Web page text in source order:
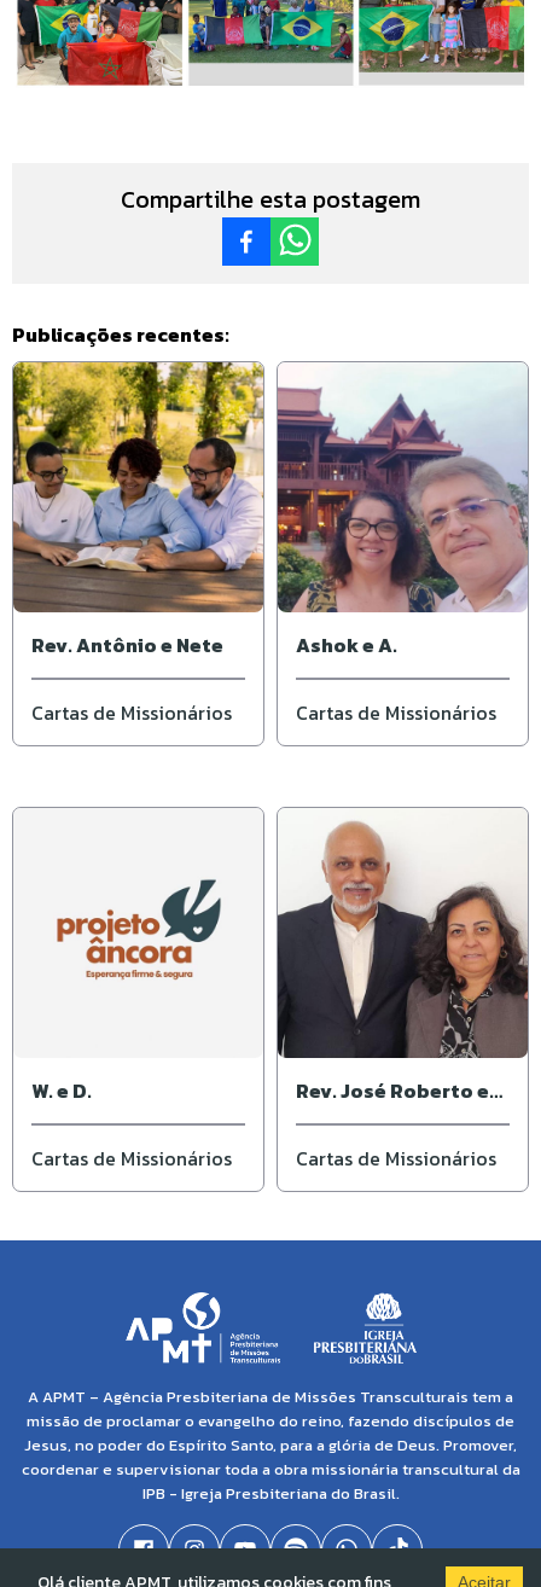
Compartilhe esta postagem
Publicações recentes:
Rev. Antônio e Nete
Cartas de Missionários
Ashok e A.
Cartas de Missionários
W. e D.
Cartas de Missionários
Rev. José Roberto e
Ivone
Cartas de Missionários
A APMT – Agência Presbiteriana de Missões Transculturais tem a
missão de proclamar o evangelho do reino, fazendo discípulos de
Jesus, no poder do Espírito Santo, para a glória de Deus. Promover,
coordenar e supervisionar toda a obra missionária transcultural da
IPB - Igreja Presbiteriana do Brasil.
Aceitar